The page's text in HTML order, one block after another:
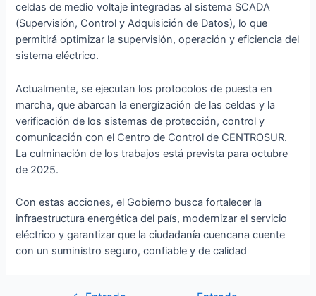
celdas de medio voltaje integradas al sistema SCADA
(Supervisión, Control y Adquisición de Datos), lo que
permitirá optimizar la supervisión, operación y eficiencia del
sistema eléctrico.
Actualmente, se ejecutan los protocolos de puesta en
marcha, que abarcan la energización de las celdas y la
verificación de los sistemas de protección, control y
comunicación con el Centro de Control de CENTROSUR.
La culminación de los trabajos está prevista para octubre
de 2025.
Con estas acciones, el Gobierno busca fortalecer la
infraestructura energética del país, modernizar el servicio
eléctrico y garantizar que la ciudadanía cuencana cuente
con un suministro seguro, confiable y de calidad